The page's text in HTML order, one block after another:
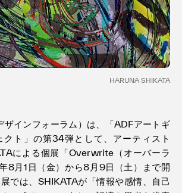
HARUNA SHIKATA
インフォーラム）は、「ADFアートギ
クト」の第34弾として、アーティスト
による個展「Overwrite（オーバーラ
8月1日（金）から8月9日（土）まで開
では、SHIKATAが「情報や感情、自己